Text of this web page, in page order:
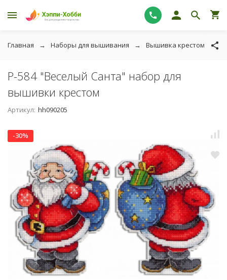
Главная Наборы для вышивания Вышивка крестом
Р-584 "Веселый Санта" набор для
вышивки крестом
Артикул: hh090205
-30%